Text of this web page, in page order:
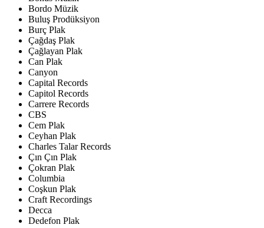
Bordo Müzik
Buluş Prodüksiyon
Burç Plak
Çağdaş Plak
Çağlayan Plak
Can Plak
Canyon
Capital Records
Capitol Records
Carrere Records
CBS
Cem Plak
Ceyhan Plak
Charles Talar Records
Çın Çın Plak
Çokran Plak
Columbia
Coşkun Plak
Craft Recordings
Decca
Dedefon Plak